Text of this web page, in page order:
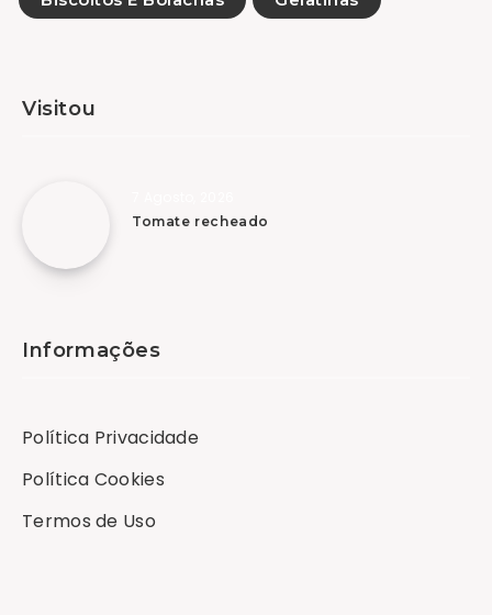
Visitou
Tomate recheado
Informações
Política Privacidade
Política Cookies
Termos de Uso